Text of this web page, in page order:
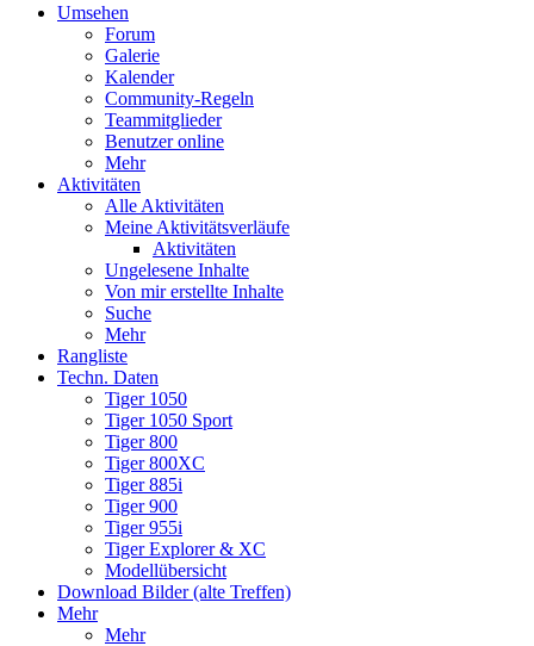
Umsehen
Forum
Galerie
Kalender
Community-Regeln
Teammitglieder
Benutzer online
Mehr
Aktivitäten
Alle Aktivitäten
Meine Aktivitätsverläufe
Aktivitäten
Ungelesene Inhalte
Von mir erstellte Inhalte
Suche
Mehr
Rangliste
Techn. Daten
Tiger 1050
Tiger 1050 Sport
Tiger 800
Tiger 800XC
Tiger 885i
Tiger 900
Tiger 955i
Tiger Explorer & XC
Modellübersicht
Download Bilder (alte Treffen)
Mehr
Mehr